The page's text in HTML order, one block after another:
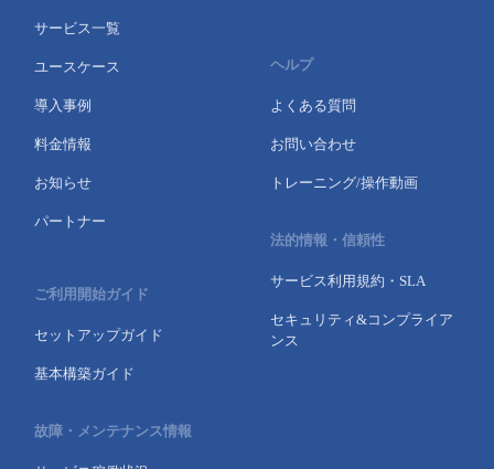
サービス一覧
ユースケース
導入事例
料金情報
お知らせ
パートナー
ご利用開始ガイド
セットアップガイド
基本構築ガイド
故障・メンテナンス情報
ヘルプ
よくある質問
お問い合わせ
トレーニング/操作動画
法的情報・信頼性
サービス利用規約・SLA
セキュリティ&コンプライア
ンス